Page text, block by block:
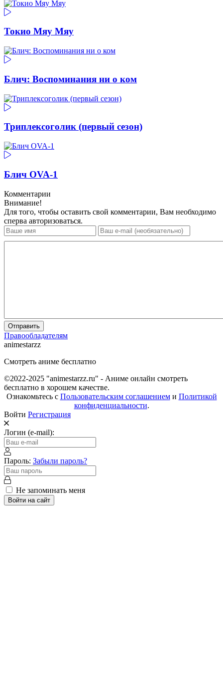
Токио Мяу Мяу
Блич: Воспоминания ни о ком
Триплексоголик (первый сезон)
Блич OVA-1
Комментарии
Внимание!
Для того, чтобы оставить свой комментарии, Вам необходимо
сперва авторизоваться.
Отправить
Правообладателям
animestarzz
Смотреть аниме бесплатно
©2022-2025 "animestarzz.ru" - Аниме онлайн смотреть
бесплатно в хорошем качестве.
Ознакомьтесь с Пользовательским соглашениеми Политикой
конфиденциальности.
Войти Регистрация
Логин (e-mail):
Пароль: Забыли пароль?
Не запоминать меня
Войти на сайт